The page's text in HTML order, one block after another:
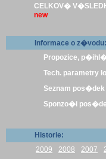
CELKOV�
new
Informace o z�vodu:
Propozice,
Tech. parametry
Seznam pos�dek
Sponzo�i
Historie:
2009
2008 2007